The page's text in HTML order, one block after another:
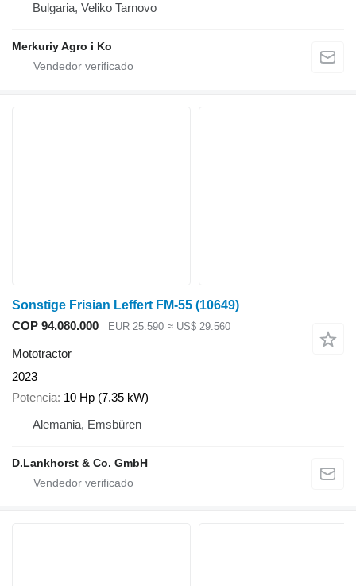
Bulgaria, Veliko Tarnovo
Merkuriy Agro i Ko
Sonstige Frisian Leffert FM-55 (10649)
COP 94.080.000
EUR 25.590 ≈ US$ 29.560
Mototractor
2023
Potencia 10 Hp (7.35 kW)
Alemania, Emsbüren
D.Lankhorst & Co. GmbH